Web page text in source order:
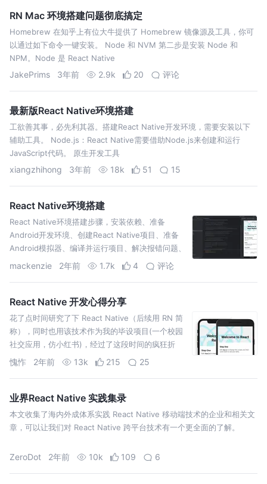
RN Mac 环境搭建问题彻底搞定
Homebrew 在知乎上有位大牛提供了 Homebrew 镜像源及工具，你可
以通过如下命令一键安装。 Node 和 NVM 第二步是安装 Node 和
NPM。Node 是 React Native
JakePrims 3年前 2.9k 20 评论
最新版React Native环境搭建
工欲善其事，必先利其器。搭建React Native开发环境，需要安装以下
辅助工具。 Node.js：React Native需要借助Node.js来创建和运行
JavaScript代码。 原生开发工具
xiangzhihong 3年前 18k 51 15
React Native环境搭建
React Native环境搭建步骤，安装依赖、准备
Android开发环境、创建React Native项目、准备
Android模拟器、编译并运行项目、解决报错问题、
成功运行
mackenzie 2年前 1.7k 4 评论
React Native 开发心得分享
花了点时间研究了下 React Native（后续用 RN 简
称），同时也用该技术作为我的毕设项目(一个校园
社交应用，仿小红书)，经过了这段时间的疯狂折
腾，对 RN 生态有了一定的了解
愧怍 2年前 13k 215 25
业界React Native 实践集录
本文收集了海内外成体系实践 React Native 移动端技术的企业和相关文
章，可以让我们对 React Native 跨平台技术有一个更全面的了解。
ZeroDot 2年前 10k 109 6